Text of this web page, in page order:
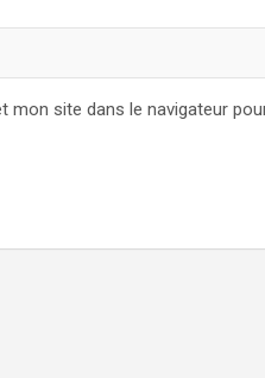
mon site dans le navigateur